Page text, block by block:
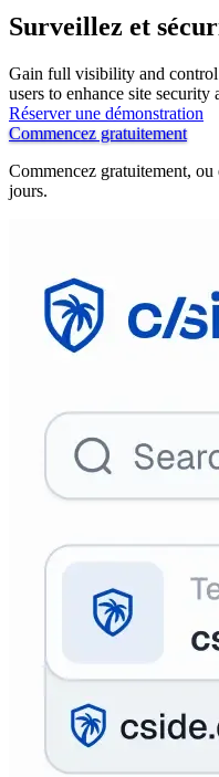
Surveillez et
Gain full visibility and
users to enhance site security
Réserver une démonstration
Commencez gratuitement
Commencez gratuitement, ou
jours.